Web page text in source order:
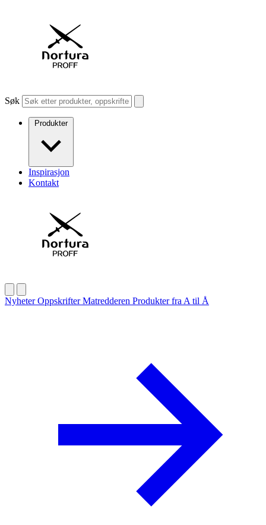
Søk
Produkter
Inspirasjon
Kontakt
NyheterOppskrifterMatredderen Produkter fra A til Å